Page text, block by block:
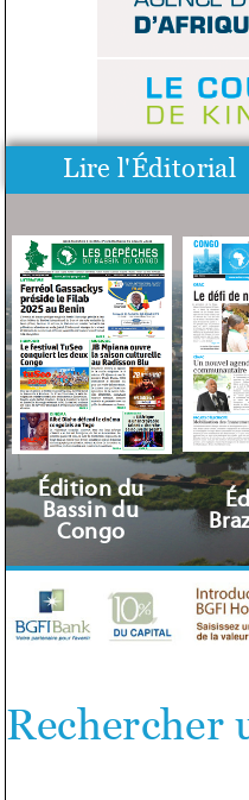
Lire l'Éditorial
Édition du
Bassin du
Congo
Rechercher